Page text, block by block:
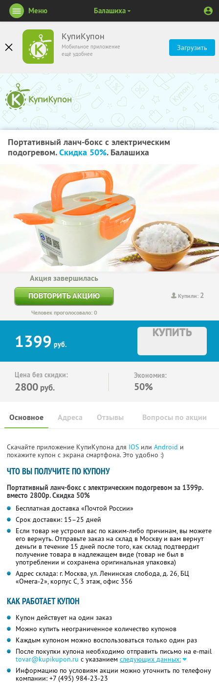
КупиКупон
Мобильное приложение
ещё удобнее
Загрузить
Меню Балашиха
Портативный ланч-бокс с электрическим
подогревом.Скидка 50%. Балашиха
Купили: 2
Акция завершилась
ПОВТОРИТЬ АКЦИЮ
Человек проголосовало: 0
1399 руб.
КУПИТЬ
Цена без скидки:
2800 руб.
Экономия:
50%
Основное Отзывы Вопросы по акции
Адреса
Скачайте приложение КупиКупона для IOS или Android и
покажите купон с экрана смартфона. Это удобно :)
ЧТО ВЫ ПОЛУЧИТЕ ПО КУПОНУ
Портативный ланч-бокс с электрическим подогревом за 1399р.
вместо 2800р.Скидка 50%
Бесплатная доставка «Почтой России»
Срок доставки: 15–25 дней
Если товар не устроил вас по каким-либо причинам, вы можете
его вернуть. Отправьте заказ на склад в Москву и вам вернут
деньги в течение 15 дней после того, как склад подтвердит
получение товара в надлежащем виде (товар не был в
употреблении и сохранена оригинальная упаковка)
Адрес склада: г. Москва, ул. Ленинская слобода, д. 26, БЦ
«Омега-2», корпус С, 3 этаж, офис 356
КАК РАБОТАЕТ КУПОН
Купон действует на один заказ
Можно купить неограниченное количество купонов
Каждым купоном можно воспользоваться только один раз
После покупки купона необходимо отправить письмо на e-mail
tovar@kupikupon.ru с указанием следующих данных:
Информацию по условиям акции можно уточнить по телефону
компании: +7 (495) 984-23-23